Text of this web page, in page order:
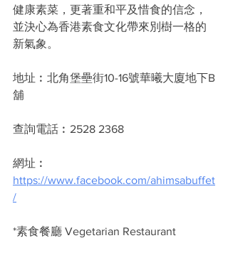
健康素菜，更著重和平及惜食的信念，
並決心為香港素食文化帶來別樹一格的
新氣象。
地址︰北角堡壘街10-16號華曦大廈地下B
舖
查詢電話︰2528 2368
網址︰
https://www.facebook.com/ahimsabuffet
/
*素食餐廳 Vegetarian Restaurant